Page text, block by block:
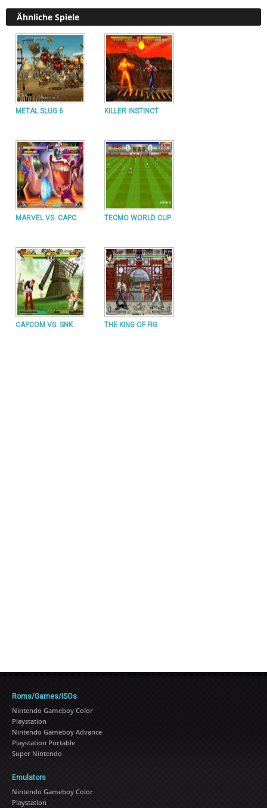
Ähnliche Spiele
METAL SLUG 6 KILLER INSTINCT
MARVEL VS. CAPC TECMO WORLD CUP
CAPCOM VS. SNK THE KING OF FIG
Roms/Games/ISOs
Nintendo Gameboy Color
Playstation
Nintendo Gameboy Advance
Playstation Portable
Super Nintendo
Emulators
Nintendo Gameboy Color
Playstation